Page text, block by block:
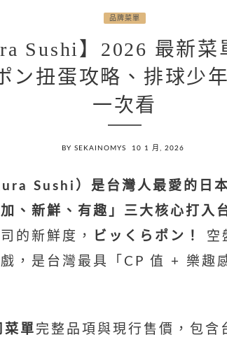
品牌菜單
Sushi】2026 最新
ン扭蛋攻略、排球少
一次看
BY SEKAINOMYS 10 1 月, 2026
Sushi） 是台灣人最愛的日
、新鮮、有趣」三大核心打入
的新鮮度， ビッくらポン！
空
，是台灣最具「CP 值 + 樂趣
菜單 完整品項與現行售價，包含